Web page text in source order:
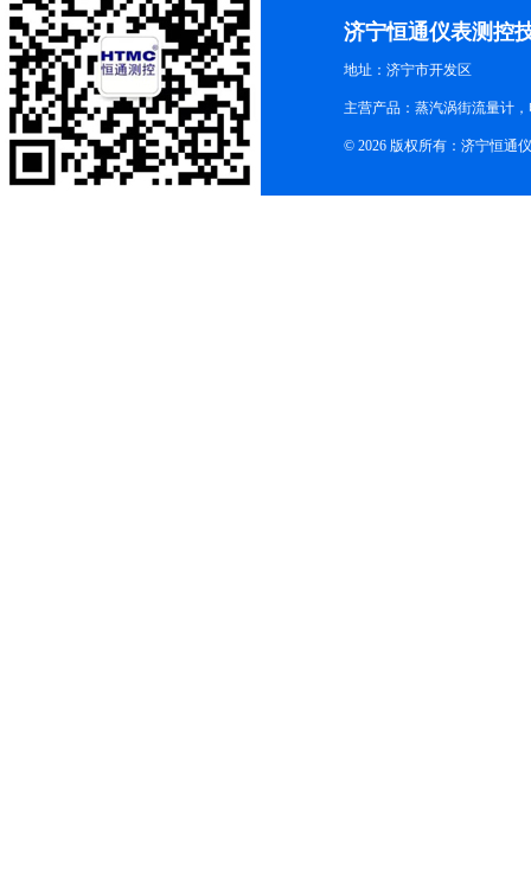
济宁恒通仪表测控
地址：济宁市开发区
主营产品：蒸汽涡街流量计
© 2026 版权所有：济宁恒通